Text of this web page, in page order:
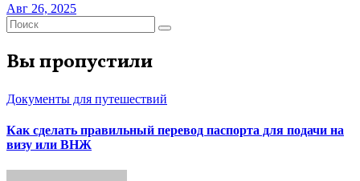
Авг 26, 2025
Вы пропустили
Документы для путешествий
Как сделать правильный перевод паспорта для подачи на
визу или ВНЖ